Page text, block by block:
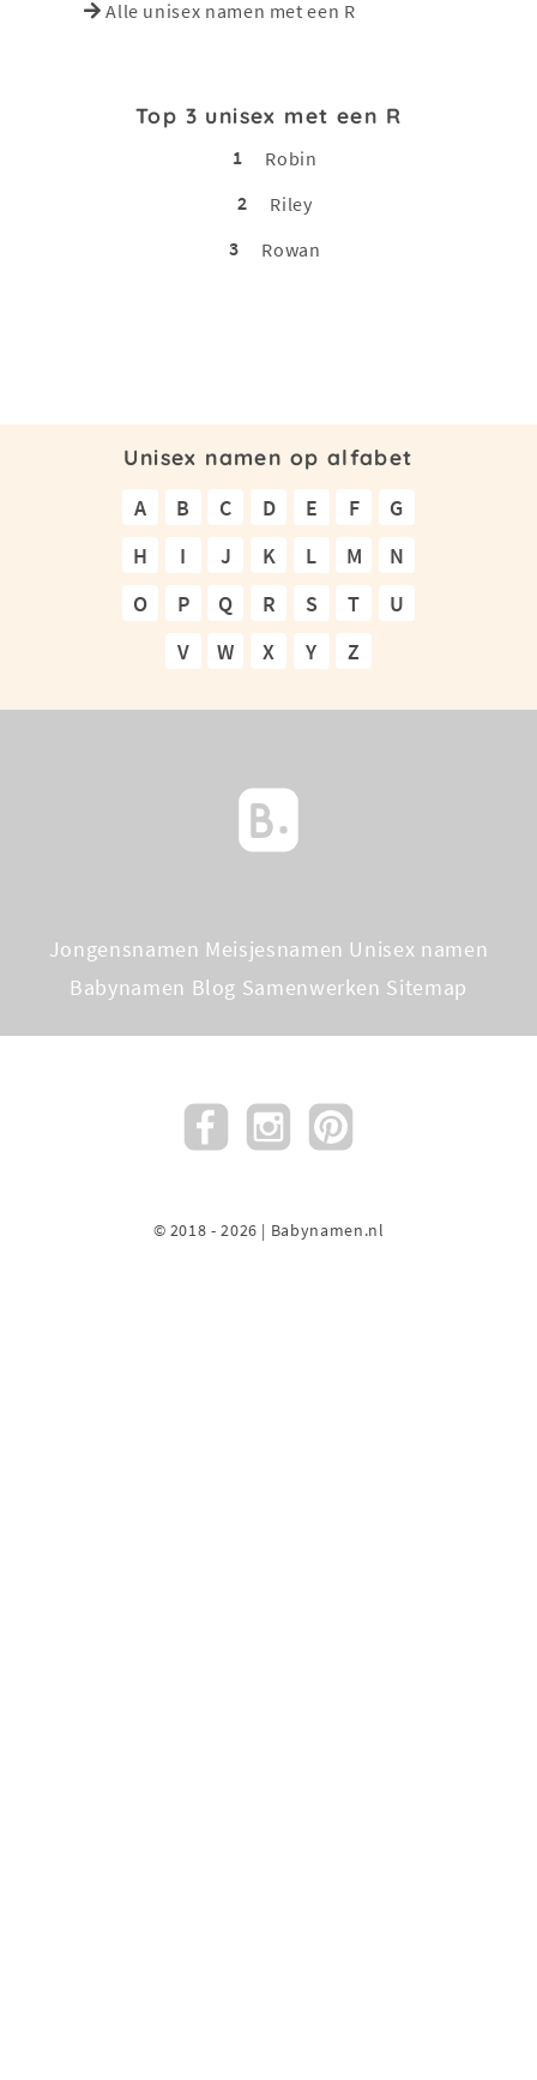
Alle unisex namen met een R
Top 3 unisex met een R
1
Robin
2
Riley
3
Rowan
Unisex namen op alfabet
A B C D E F
G
H
I J K L M
N
O
P Q R S T
U
V
W X Y Z
Jongensnamen Meisjesnamen Unisex namen
Babynamen Blog Samenwerken Sitemap
© 2018 - 2026 | Babynamen.nl